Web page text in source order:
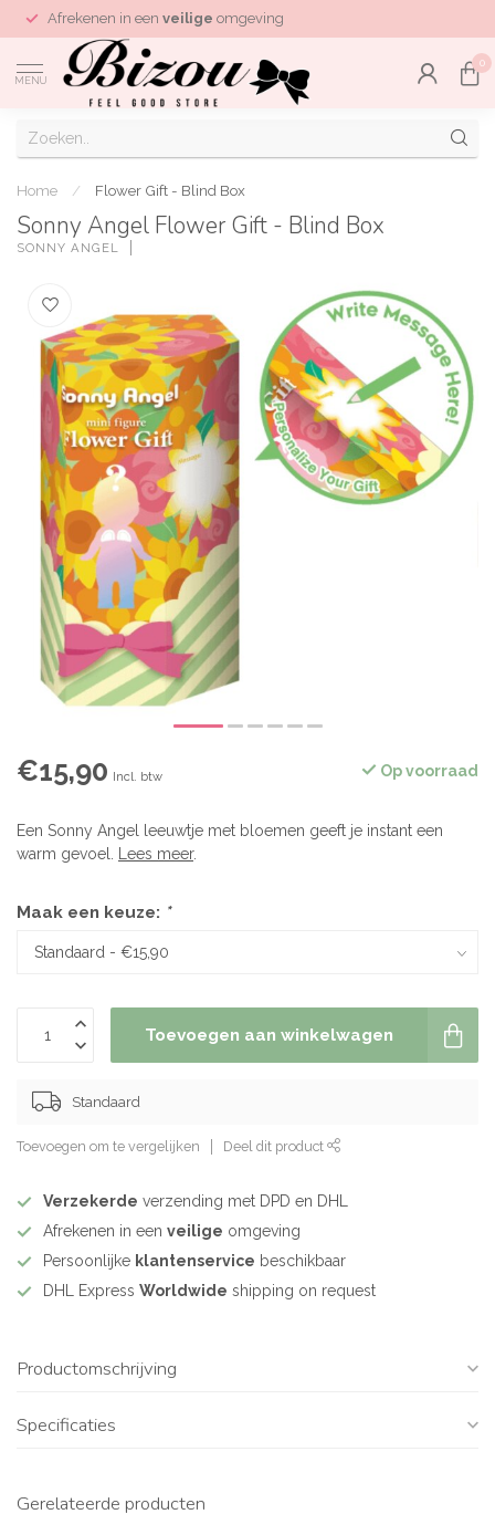
Afrekenen in een veilige omgeving
MENU
0
Home / Flower Gift - Blind Box
Sonny Angel Flower Gift - Blind Box
SONNY ANGEL
€15,90 Incl. btw Op voorraad
Een Sonny Angel leeuwtje met bloemen geeft je instant een
warm gevoel.
Lees meer.
Maak een keuze: *
Toevoegen aan winkelwagen
Standaard
Toevoegen om te vergelijken Deel dit product
Verzekerde verzending met DPD en DHL
Afrekenen in een veilige omgeving
Persoonlijke klantenservice beschikbaar
DHL Express Worldwide shipping on request
Productomschrijving
Specificaties
Gerelateerde producten